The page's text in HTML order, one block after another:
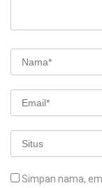
Simpan nama,